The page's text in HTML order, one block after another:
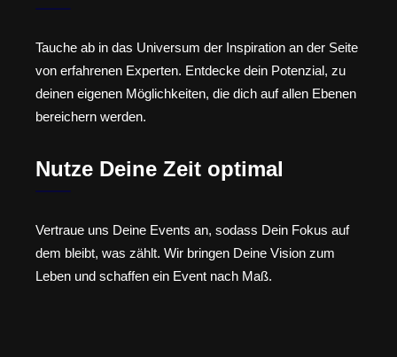
Tauche ab in das Universum der Inspiration an der Seite
von erfahrenen Experten. Entdecke dein Potenzial, zu
deinen eigenen Möglichkeiten, die dich auf allen Ebenen
bereichern werden.
Nutze Deine Zeit optimal
Vertraue uns Deine Events an, sodass Dein Fokus auf
dem bleibt, was zählt. Wir bringen Deine Vision zum
Leben und schaffen ein Event nach Maß.